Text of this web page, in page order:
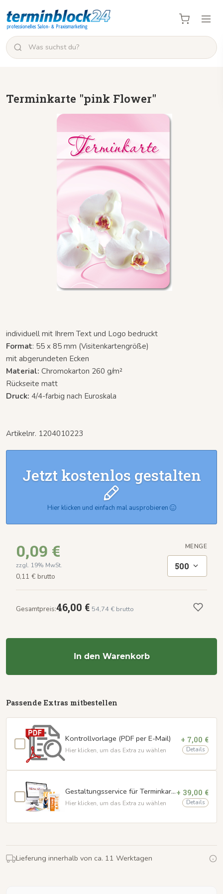
Terminkarte "pink Flower"
individuell mit Ihrem Text und Logo bedruckt
Format: 55 x 85 mm (Visitenkartengröße)
mit abgerundeten Ecken
Material: Chromokarton 260 g/m²
Rückseite matt
Druck: 4/4-farbig nach Euroskala
Artikelnr. 1204010223
Hier klicken und einfach mal ausprobieren
0,09 €
zzgl. 19% MwSt.
0,11 € brutto
MENGE
500
Gesamtpreis:46,00 € 54,74 € brutto
In den Warenkorb
Passende Extras mitbestellen
Kontrollvorlage (PDF per E-Mail)
Hier klicken, um das Extra zu wählen
+ 7,00 €
Details
Gestaltungsservice für Terminkarten
Hier klicken, um das Extra zu wählen
+ 39,00 €
Details
Lieferung innerhalb von ca. 11 Werktagen